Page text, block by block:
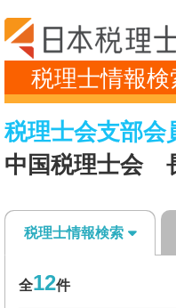
税理士情報検
税理士会支部会
中国税理士会
税理士情報検索
全12件